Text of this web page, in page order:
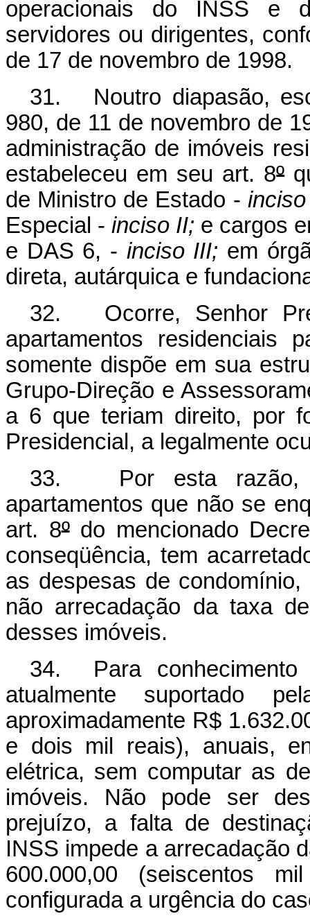
operacionais do INSS e
servidores ou dirigentes,
de 17 de novembro de 1998.
31. Noutro diapasão,
980, de 11 de novembro de
administração de imóveis
estabeleceu em seu art. 8º
de Ministro de Estado -
Especial -inciso II; e cargos
e DAS 6, - inciso III; em
direta, autárquica e
32. Ocorre, Senhor
apartamentos residenciais
somente dispõe em sua
Grupo-Direção e
a 6 que teriam direito, por
Presidencial, a legalmente
33. Por esta razão,
apartamentos que não se
art. 8ºdo mencionado
conseqüência, tem
as despesas de
não arrecadação da taxa
desses imóveis.
34. Para conhecimento
atualmente suportado
aproximadamente R$
e dois mil reais), anuais,
elétrica, sem computar as
imóveis. Não pode ser
prejuízo, a falta de
INSS impede a arrecadação
600.000,00 (seiscentos
configurada a urgência do